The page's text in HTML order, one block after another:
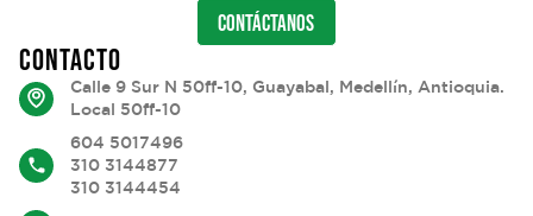
CONTÁCTANOS
CONTACTO
Calle 9 Sur N 50ff-10, Guayabal, Medellín, Antioquia.
Local 50ff-10
604 5017496
310 3144877
310 3144454